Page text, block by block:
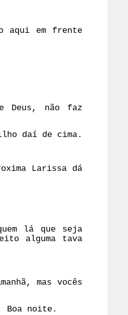
aqui em frente
Deus, não faz
daí de cima.
Larissa dá
lá que seja
alguma tava
mas vocês
Boa noite.